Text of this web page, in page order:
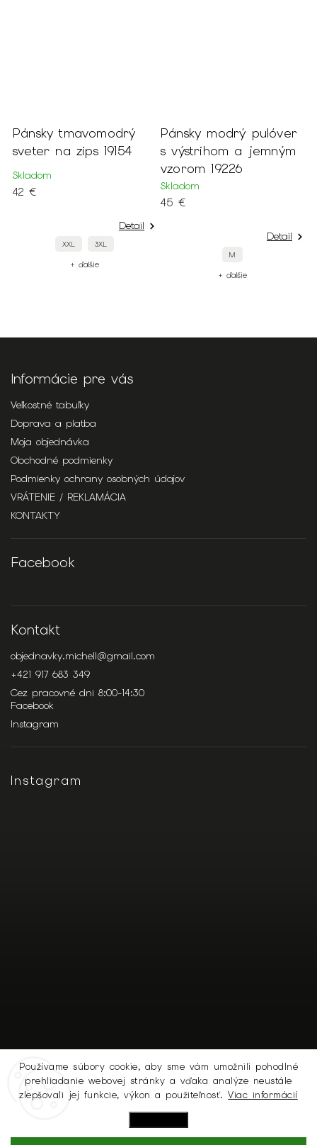
Používame súbory cookie, aby sme vám umožnili pohodlné
prehliadanie webovej stránky a vďaka analýze neustále
zlepšovali jej funkcie, výkon a použiteľnosť.Viac informácií
Pánsky tmavomodrý
sveter na zips 19154
Skladom
42 €
Detail
XXL 3XL
+ ďalšie
Pánsky modrý pulóver
s výstrihom a jemným
vzorom 19226
Skladom
45 €
Detail
M
+ ďalšie
Informácie pre vás
Veľkostné tabuľky
Doprava a platba
Moja objednávka
Obchodné podmienky
Podmienky ochrany osobných údajov
VRÁTENIE / REKLAMÁCIA
KONTAKTY
Facebook
Kontakt
objednavky.michell@gmail.com
+421 917 683 349
Cez pracovné dni 8:00-14:30
Facebook
Instagram
Instagram
Sledovať na Instagrame
Copyright 2026MICHELL.SK. Všetky práva vyhradené.